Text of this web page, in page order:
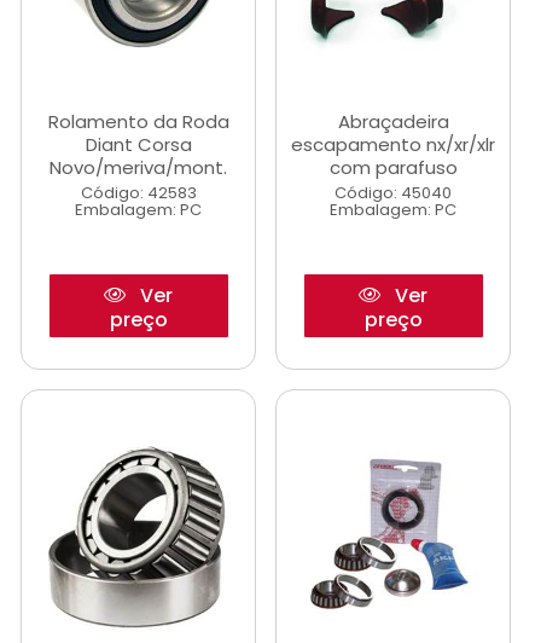
Rolamento da Roda
Diant Corsa
Novo/meriva/mont.
Código: 42583
Embalagem: PC
Ver
preço
Abraçadeira
escapamento nx/xr/xlr
com parafuso
Código: 45040
Embalagem: PC
Ver
preço